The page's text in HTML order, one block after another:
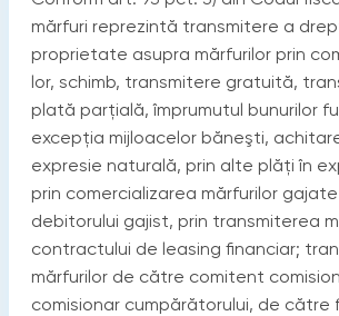
mărfuri reprezintă transmitere a
proprietate asupra mărfurilor prin
lor, schimb, transmitere gratuită,
plată parţială, împrumutul bunurilor
excepţia mijloacelor băneşti,
expresie naturală, prin alte plăţi în
prin comercializarea mărfurilor
debitorului gajist, prin transmiterea
contractului de leasing financiar;
mărfurilor de către comitent
comisionar cumpărătorului, de către